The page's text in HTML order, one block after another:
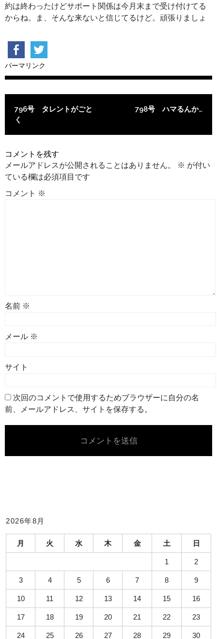
約は終わったけどサポート関係は今月末まで受け付けてる
からね。ま、そんな来ないと信じてるけど。頑張りましょ
パーマリンク
投稿ナビゲーション
796号 タレントがごと
く
798号 ハマるんか…
コメントを残す
メールアドレスが公開されることはありません。 ※ が付い
ている欄は必須項目です
コメント ※
名前 ※
メール ※
サイト
次回のコメントで使用するためブラウザーに自分の名
前、メールアドレス、サイトを保存する。
2026年8月
月 火 水 木 金 土 日
1 2
3 4 5 6 7 8 9
10 11 12 13 14 15 16
17 18 19 20 21 22 23
24 25 26 27 28 29 30